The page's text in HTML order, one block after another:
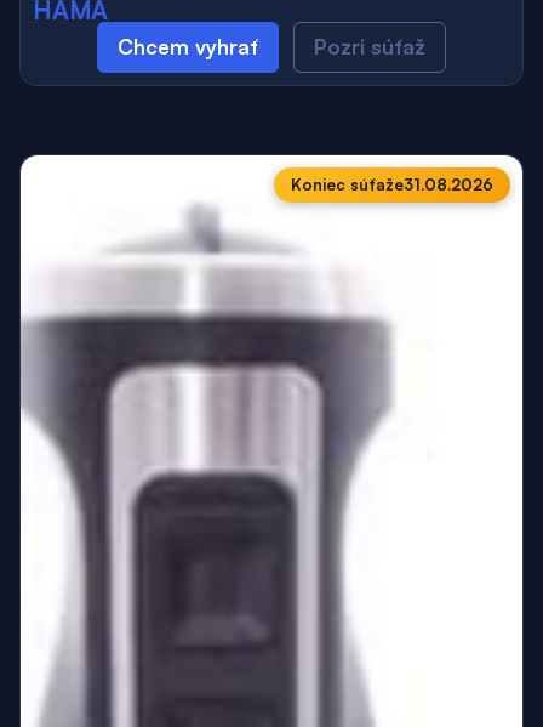
HAMA
Chcem vyhrať Pozri súťaž
Koniec súťaže31.08.2026